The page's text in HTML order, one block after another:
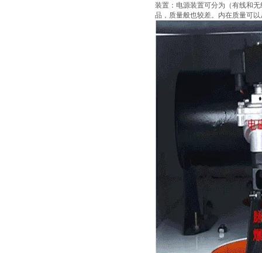
装置：电源装置可分为（有线和
品，质量般也较差。内在质量可